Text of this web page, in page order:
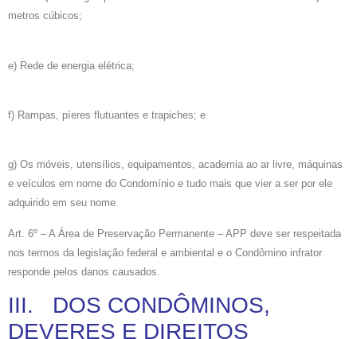
metros cúbicos;
e) Rede de energia elétrica;
f) Rampas, píeres flutuantes e trapiches; e
g) Os móveis, utensílios, equipamentos, academia ao ar livre, máquinas
e veículos em nome do Condomínio e tudo mais que vier a ser por ele
adquirido em seu nome.
Art. 6º – A Área de Preservação Permanente – APP deve ser respeitada
nos termos da legislação federal e ambiental e o Condômino infrator
responde pelos danos causados.
III. DOS CONDÔMINOS,
DEVERES E DIREITOS